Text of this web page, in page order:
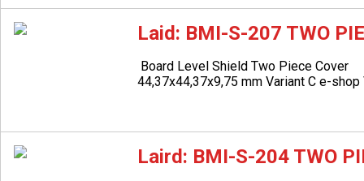
Laid: BMI-S-207 TWO
Board Level Shield Two Piece Cover
44,37x44,37x9,75 mm Variant C e-shop
Laird: BMI-S-204 TWO